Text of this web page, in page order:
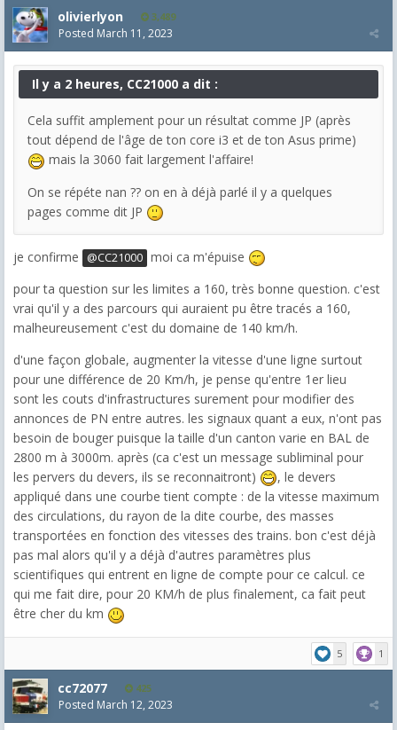
olivierlyon 3,489
Posted March 11, 2023
Il y a 2 heures, CC21000 a dit :
Cela suffit amplement pour un résultat comme JP (après
tout dépend de l'âge de ton core i3 et de ton Asus prime)
mais la 3060 fait largement l'affaire!
On se répéte nan ?? on en à déjà parlé il y a quelques
pages comme dit JP
je confirme @CC21000 moi ca m'épuise
pour ta question sur les limites a 160, très bonne question. c'est
vrai qu'il y a des parcours qui auraient pu être tracés a 160,
malheureusement c'est du domaine de 140 km/h.
d'une façon globale, augmenter la vitesse d'une ligne surtout
pour une différence de 20 Km/h, je pense qu'entre 1er lieu
sont les couts d'infrastructures surement pour modifier des
annonces de PN entre autres. les signaux quant a eux, n'ont pas
besoin de bouger puisque la taille d'un canton varie en BAL de
2800 m à 3000m. après (ca c'est un message subliminal pour
les pervers du devers, ils se reconnaitront)
, le devers
appliqué dans une courbe tient compte : de la vitesse maximum
des circulations, du rayon de la dite courbe, des masses
transportées en fonction des vitesses des trains. bon c'est déjà
pas mal alors qu'il y a déjà d'autres paramètres plus
scientifiques qui entrent en ligne de compte pour ce calcul. ce
qui me fait dire, pour 20 KM/h de plus finalement, ca fait peut
être cher du km
5 1
cc72077 425
Posted March 12, 2023